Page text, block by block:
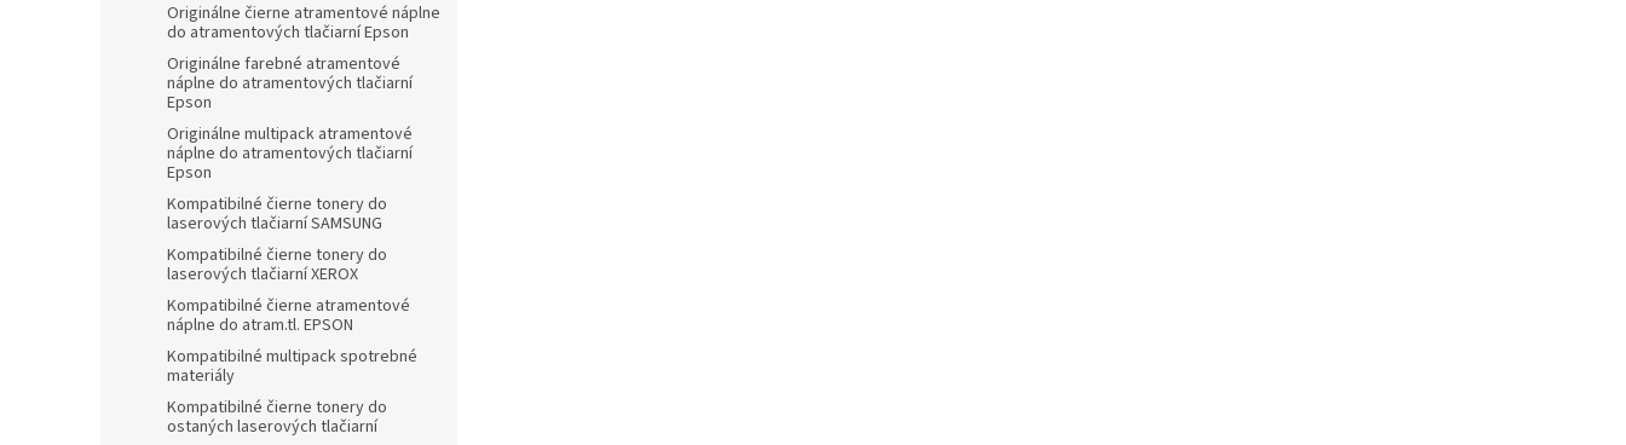
Originálne čierne atramentové náplne
do atramentových tlačiarní Epson
Originálne farebné atramentové
náplne do atramentových tlačiarní
Epson
Originálne multipack atramentové
náplne do atramentových tlačiarní
Epson
Kompatibilné čierne tonery do
laserových tlačiarní SAMSUNG
Kompatibilné čierne tonery do
laserových tlačiarní XEROX
Kompatibilné čierne atramentové
náplne do atram.tl. EPSON
Kompatibilné multipack spotrebné
materiály
Kompatibilné čierne tonery do
ostaných laserových tlačiarní